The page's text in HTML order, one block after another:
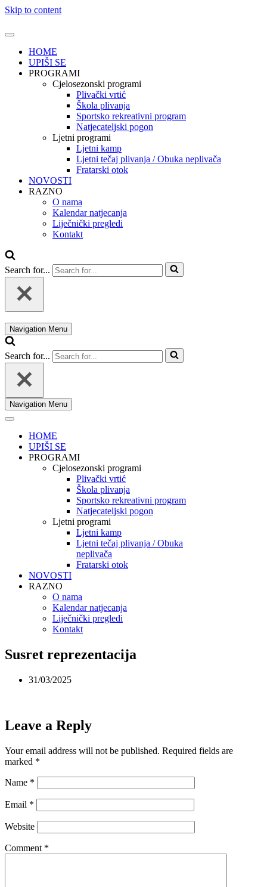
Skip to content
HOME
UPIŠI SE
PROGRAMI
Cjelosezonski programi
Plivački vrtić
Škola plivanja
Sportsko rekreativni program
Natjecateljski pogon
Ljetni programi
Ljetni kamp
Ljetni tečaj plivanja / Obuka neplivača
Fratarski otok
NOVOSTI
RAZNO
O nama
Kalendar natjecanja
Liječnički pregledi
Kontakt
Search for...
Navigation Menu
Search for...
Navigation Menu
HOME
UPIŠI SE
PROGRAMI
Cjelosezonski programi
Plivački vrtić
Škola plivanja
Sportsko rekreativni program
Natjecateljski pogon
Ljetni programi
Ljetni kamp
Ljetni tečaj plivanja / Obuka
neplivača
Fratarski otok
NOVOSTI
RAZNO
O nama
Kalendar natjecanja
Liječnički pregledi
Kontakt
Susret reprezentacija
31/03/2025
Leave a Reply
Your email address will not be published. Required fields are
marked *
Name *
Email *
Website
Comment *